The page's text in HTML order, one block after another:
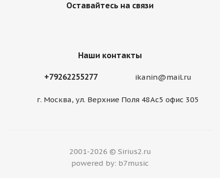
Оставайтесь на связи
Наши контакты
+79262255277 ikanin@mail.ru
г. Москва, ул. Верхние Поля 48Ас5 офис 305
2001-2026 © Sirius2.ru
powered by: b7music